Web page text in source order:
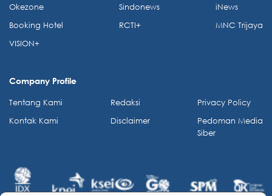
Okezone
Booking Hotel
VISION+
Sindonews
RCTI+
iNews
MNC Trijaya
Company Profile
Tentang Kami
Kontak Kami
Redaksi
Disclaimer
Privacy Policy
Pedoman Media
Siber